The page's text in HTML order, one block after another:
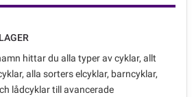
hittar du alla typer av cyklar, allt
alla sorters elcyklar, barncyklar,
lådcyklar till avancerade